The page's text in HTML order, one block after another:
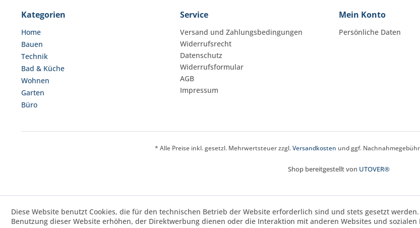
Kategorien
Home
Bauen
Technik
Bad & Küche
Wohnen
Garten
Büro
Service
Versand und Zahlungsbedingungen
Widerrufsrecht
Datenschutz
Widerrufsformular
AGB
Impressum
Mein Konto
Persönliche Daten
* Alle Preise inkl. gesetzl. Mehrwertsteuer zzgl.Versandkosten und ggf.
Shop bereitgestellt von UTOVER®
Diese Website benutzt Cookies, die für den technischen Betrieb der Website erforderlich sind und stets gesetzt
Benutzung dieser Website erhöhen, der Direktwerbung dienen oder die Interaktion mit anderen Websites und